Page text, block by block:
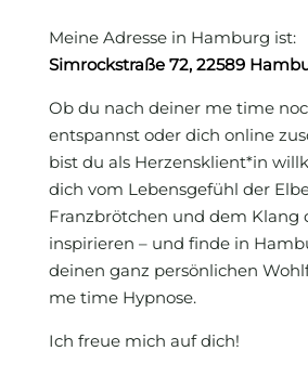
Meine Adresse in Hamburg ist:
Simrockstraße 72, 22589
Ob du nach deiner me time
entspannst oder dich online
bist du als Herzensklient*in
dich vom Lebensgefühl der
Franzbrötchen und dem Klang
inspirieren – und finde in
deinen ganz persönlichen
me time Hypnose.
Ich freue mich auf dich!